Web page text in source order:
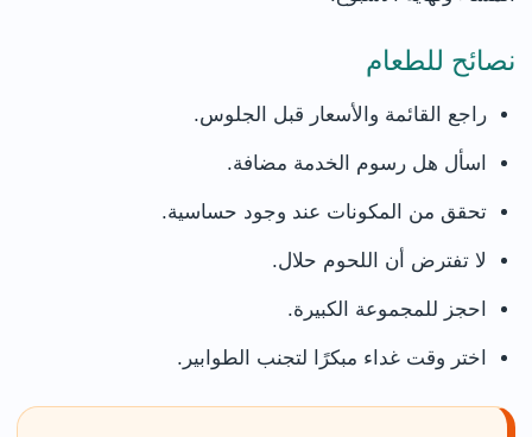
نصائح للطعام
راجع القائمة والأسعار قبل الجلوس.
اسأل هل رسوم الخدمة مضافة.
تحقق من المكونات عند وجود حساسية.
لا تفترض أن اللحوم حلال.
احجز للمجموعة الكبيرة.
اختر وقت غداء مبكرًا لتجنب الطوابير.